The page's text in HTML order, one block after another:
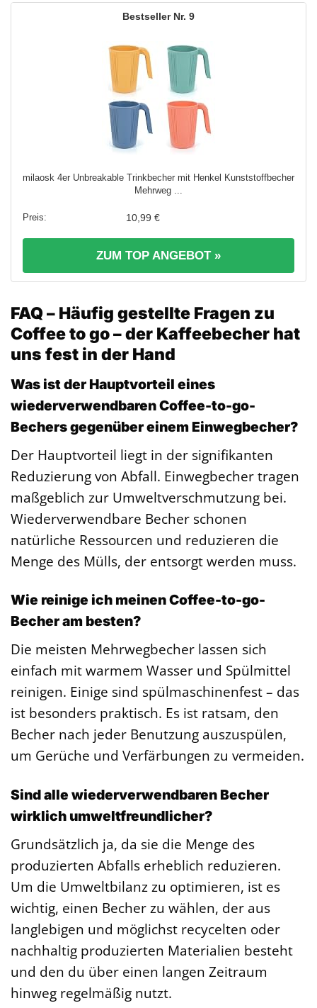
9
milaosk 4er Unbreakable Trinkbecher mit Henkel Kunststoffbecher
Mehrweg ...
10,99 €
ZUM TOP ANGEBOT »
FAQ – Häufig gestellte Fragen zu
Coffee to go – der Kaffeebecher hat
uns fest in der Hand
Was ist der Hauptvorteil eines
wiederverwendbaren Coffee-to-go-
Bechers gegenüber einem Einwegbecher?
Der Hauptvorteil liegt in der signifikanten
Reduzierung von Abfall. Einwegbecher tragen
maßgeblich zur Umweltverschmutzung bei.
Wiederverwendbare Becher schonen
natürliche Ressourcen und reduzieren die
Menge des Mülls, der entsorgt werden muss.
Wie reinige ich meinen Coffee-to-go-
Becher am besten?
Die meisten Mehrwegbecher lassen sich
einfach mit warmem Wasser und Spülmittel
reinigen. Einige sind spülmaschinenfest – das
ist besonders praktisch. Es ist ratsam, den
Becher nach jeder Benutzung auszuspülen,
um Gerüche und Verfärbungen zu vermeiden.
Sind alle wiederverwendbaren Becher
wirklich umweltfreundlicher?
Grundsätzlich ja, da sie die Menge des
produzierten Abfalls erheblich reduzieren.
Um die Umweltbilanz zu optimieren, ist es
wichtig, einen Becher zu wählen, der aus
langlebigen und möglichst recycelten oder
nachhaltig produzierten Materialien besteht
und den du über einen langen Zeitraum
hinweg regelmäßig nutzt.